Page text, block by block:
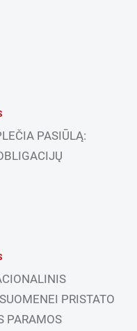
PASIŪLĄ:
PRISTATO
PARAMOS